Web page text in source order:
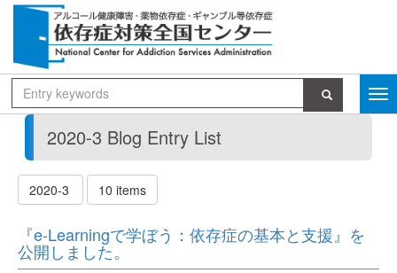
2020-3 Blog Entry List
2020-3 10 items
『e-Learningで学ぼう：依存症の基本と支援』を
公開しました。